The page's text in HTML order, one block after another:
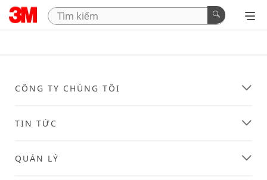
CÔNG TY CHÚNG TÔI
TIN TỨC
QUẢN LÝ